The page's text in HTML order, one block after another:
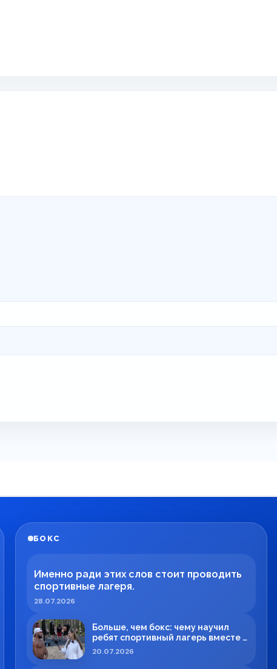
БОКС
Именно ради этих слов стоит проводить
спортивные лагеря.
28.07.2026
Больше, чем бокс: чему научил
ребят спортивный лагерь вместе с
Максимом Вильде
20.07.2026